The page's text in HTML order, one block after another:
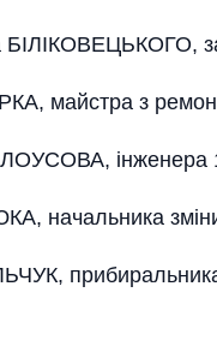
майстра з
інженера
начальника